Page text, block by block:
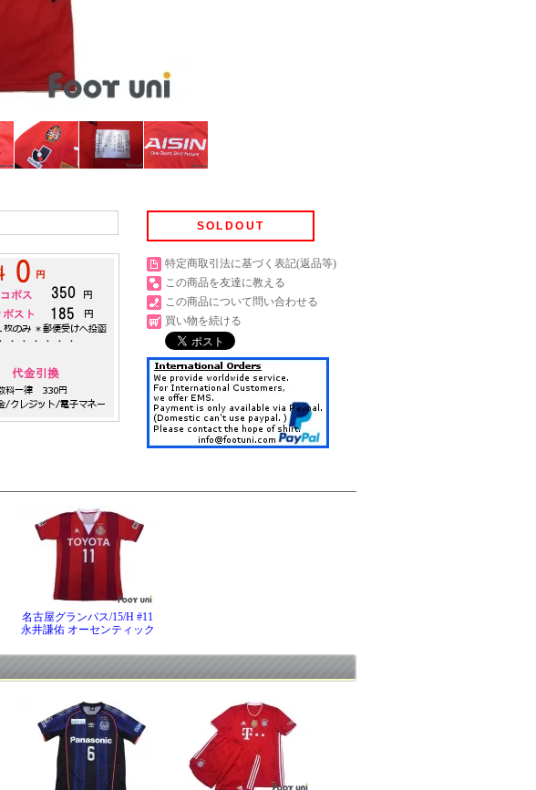
SOLDOUT
特定商取引法に基づく表記(返品等)
この商品を友達に教える
この商品について問い合わせる
買い物を続ける
名古屋グランパス/15/H #11
永井謙佑 オーセンティック